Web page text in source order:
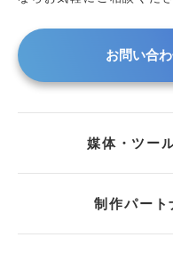
お問い合
媒体・ツー
制作パート